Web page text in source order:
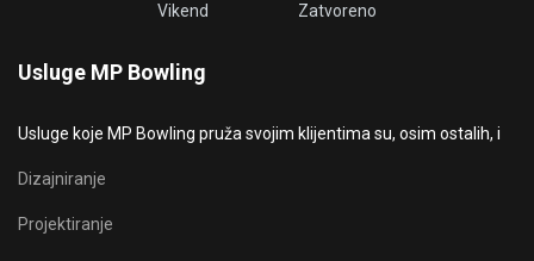
Vikend Zatvoreno
Usluge MP Bowling
Usluge koje MP Bowling pruža svojim klijentima su, osim ostalih, i
Dizajniranje
Projektiranje